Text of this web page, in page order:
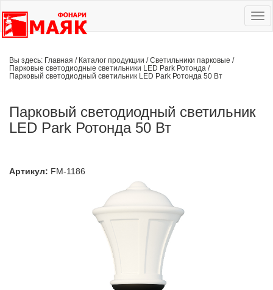
Вы здесь: Главная / Каталог продукции /Светильники парковые /
Парковые светодиодные светильники LED Park Ротонда /
Парковый светодиодный светильник LED Park Ротонда 50 Вт
Парковый светодиодный светильник
LED Park Ротонда 50 Вт
Артикул: FM-1186